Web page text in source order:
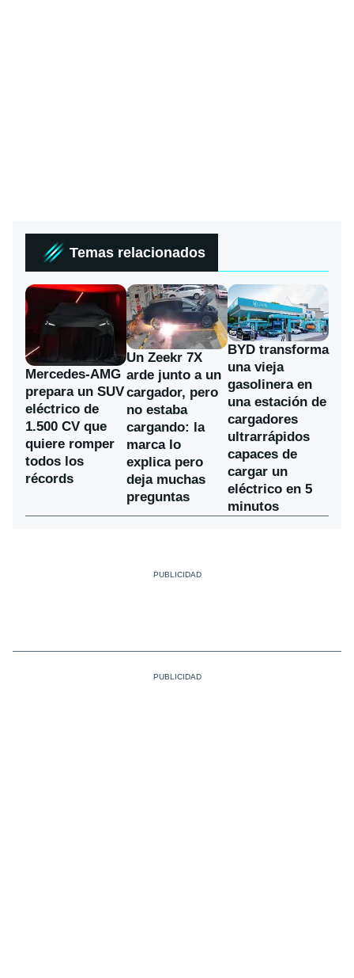
Temas relacionados
Mercedes-AMG
prepara un SUV
eléctrico de
1.500 CV que
quiere romper
todos los
récords
Un Zeekr 7X
arde junto a un
cargador, pero
no estaba
cargando: la
marca lo
explica pero
deja muchas
preguntas
BYD transforma
una vieja
gasolinera en
una estación de
cargadores
ultrarrápidos
capaces de
cargar un
eléctrico en 5
minutos